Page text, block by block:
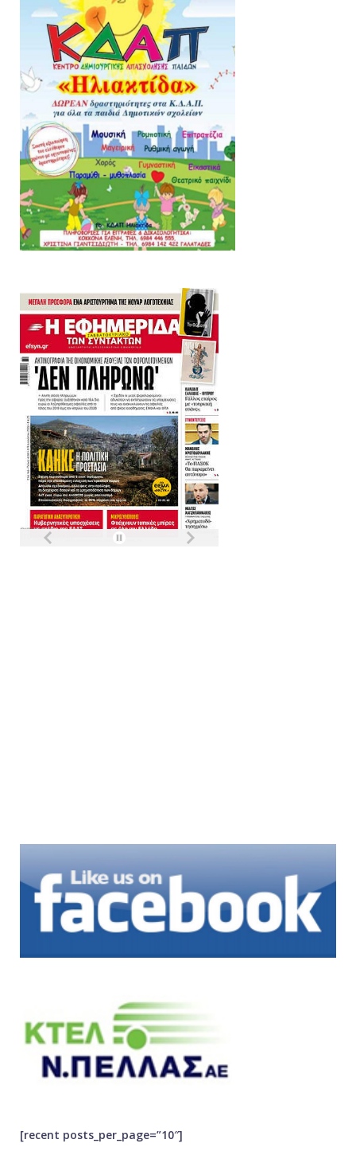
[recent posts_per_page=”10″]